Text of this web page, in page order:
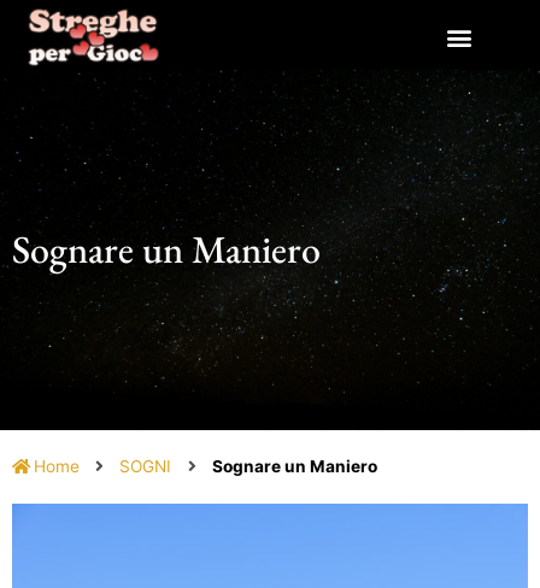
contenuto
Sognare un Maniero
Home SOGNI Sognare un Maniero